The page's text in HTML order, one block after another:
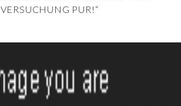
VERSUCHUNG PUR!“